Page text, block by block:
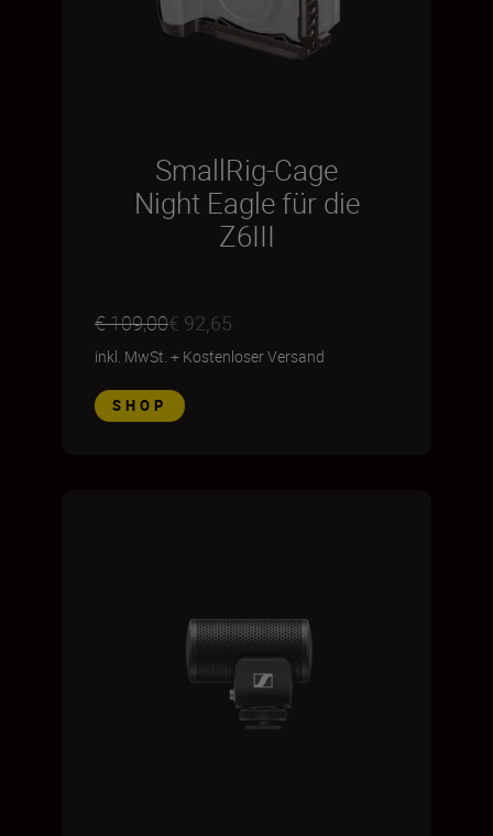
SmallRig-Cage
Night Eagle für die
Z6III
€ 109,00€ 92,65
inkl. MwSt. + Kostenloser Versand
SHOP